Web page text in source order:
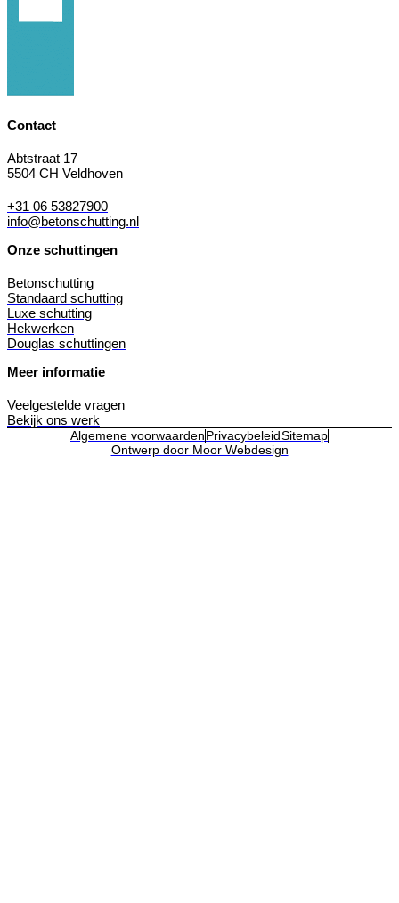
Contact
Abtstraat 17
5504 CH Veldhoven
+31 06 53827900
info@betonschutting.nl
Onze schuttingen
Betonschutting
Standaard schutting
Luxe schutting
Hekwerken
Douglas schuttingen
Meer informatie
Veelgestelde vragen
Bekijk ons werk
Algemene voorwaardenPrivacybeleidSitemap
Ontwerp door Moor Webdesign